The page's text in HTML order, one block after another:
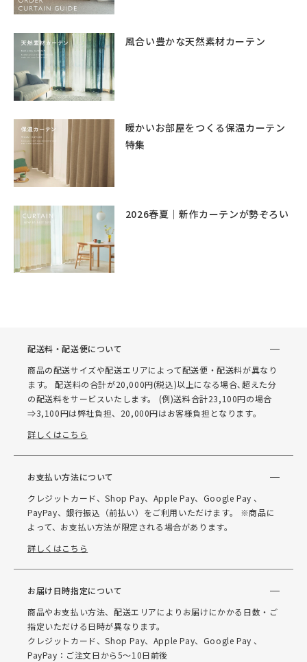
風合い豊かな天然素材カーテン
暖かいお部屋をつくる保温カーテン
特集
2026春夏｜新作カーテンが勢ぞろい
配送料・配送便について
商品の配送サイズや配送エリアによって配送便・配送料が異なり
ます。 配送料の合計が20,000円(税込)以上になる場合､超えた分
の配送料をサービスいたします。 (例)送料合計23,100円の場合
⇒3,100円は弊社負担、20,000円はお客様負担となります。
詳しくはこちら
お支払い方法について
クレジットカード、Shop Pay、Apple Pay、Google Pay 、
PayPay、銀行振込（前払い）をご利用いただけます。 ※商品に
よって、お支払い方法が限定される場合があります。
詳しくはこちら
お届け日時指定について
商品やお支払い方法、配送エリアによりお届けにかかる日数・ご
指定いただける日時が異なります。
クレジットカード、Shop Pay、Apple Pay、Google Pay 、
PayPay：ご注文日から5～10日前後